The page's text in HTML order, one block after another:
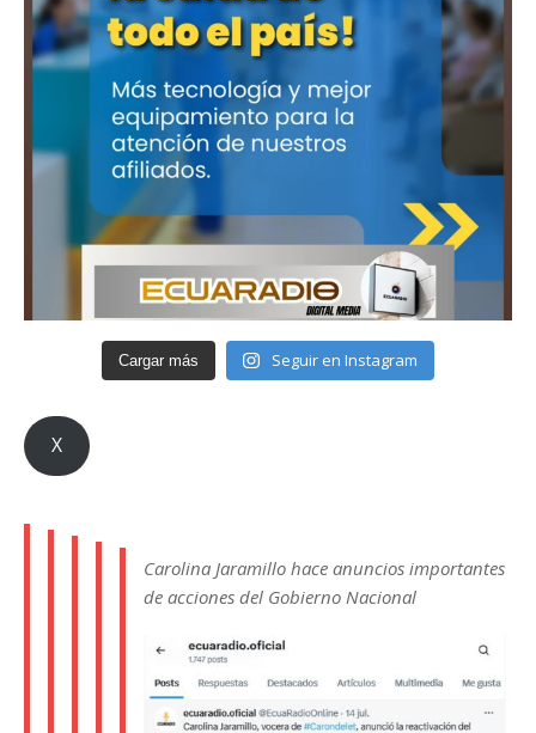
Cargar más Seguir en Instagram
X
Carolina Jaramillo hace anuncios importantes
de acciones del Gobierno Nacional